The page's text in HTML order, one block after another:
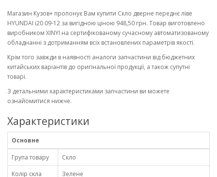
Магазин Кузов+ пропонує Вам купити Скло дверне переднє ліве
HYUNDAI i20 09-12 за вигідною ціною 948,50 грн. Товар виготовлено
виробником XINYI на сертифікованому сучасному автоматизованому
обладнанні з дотриманням всіх встановлених параметрів якості.
Крім того завжди в наявності аналоги запчастини від бюджетних
китайських варіантів до оригінальної продукції, а також супутні
товарі.
З детальними характеристиками запчастини ви можете
ознайомитися нижче.
Характеристики
Основне
Група товару
Скло
Колір скла
Зелене